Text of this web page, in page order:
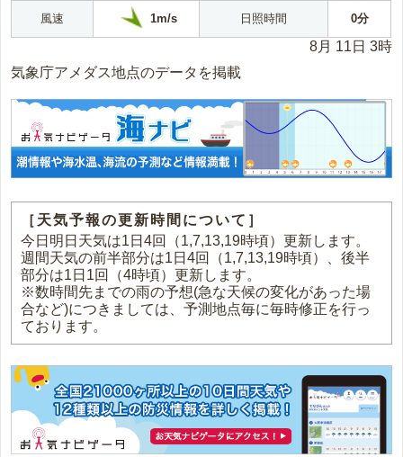
風速 1m/s 日照時間 0分
8月 11日 3時
気象庁アメダス地点のデータを掲載
［天気予報の更新時間について］
今日明日天気は1日4回（1,7,13,19時頃）更新します。
週間天気の前半部分は1日4回（1,7,13,19時頃）、後半
部分は1日1回（4時頃）更新します。
※数時間先までの雨の予想(急な天候の変化があった場
合など)につきましては、予測地点毎に毎時修正を行っ
ております。